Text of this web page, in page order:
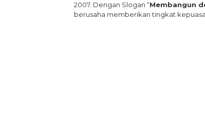
2007. Dengan Slogan “Membangun
berusaha memberikan tingkat